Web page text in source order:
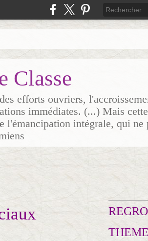
Classe
efforts ouvriers,
immédiates. (...) Mais
intégrale, qui ne